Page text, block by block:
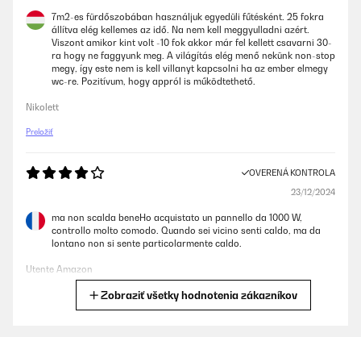
7m2-es fürdőszobában használjuk egyedüli fűtésként. 25 fokra
állítva elég kellemes az idő. Na nem kell meggyulladni azért.
Viszont amikor kint volt -10 fok akkor már fel kellett csavarni 30-
ra hogy ne faggyunk meg. A világítás elég menő nekünk non-stop
megy, így este nem is kell villanyt kapcsolni ha az ember elmegy
wc-re. Pozitívum, hogy appról is működtethető.
Nikolett
Preložiť
OVERENÁ KONTROLA
23/12/2024
ma non scalda beneHo acquistato un pannello da 1000 W,
controllo molto comodo. Quando sei vicino senti caldo, ma da
lontano non si sente particolarmente caldo.
Utente Amazon
Zobraziť všetky hodnotenia zákazníkov